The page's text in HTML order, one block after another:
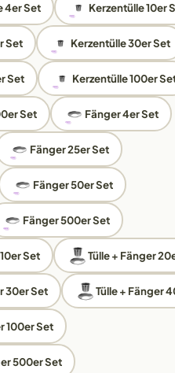
4er Set Kerzentülle 10er
Set Kerzentülle 30er Set
Set Kerzentülle 100er
Set Fänger 4er Set
Fänger 25er Set
Fänger 50er Set
Fänger 500er Set
Set Tülle + Fänger
30er Set Tülle + Fänger
100er Set
500er Set